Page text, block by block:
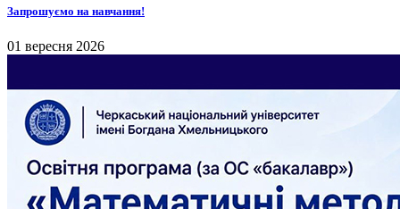
Запрошуємо на навчання!
01 вересня 2026